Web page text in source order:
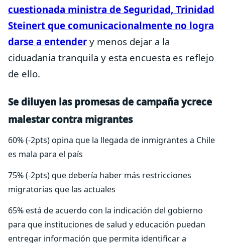
cuestionada ministra de Seguridad, Trinidad
Steinert que comunicacionalmente no logra
darse a entender y menos dejar a la
ciduadania tranquila y esta encuesta es reflejo
de ello.
Se diluyen las promesas de campaña ycrece
malestar contra migrantes
60% (-2pts) opina que la llegada de inmigrantes a Chile
es mala para el país
75% (-2pts) que debería haber más restricciones
migratorias que las actuales
65% está de acuerdo con la indicación del gobierno
para que instituciones de salud y educación puedan
entregar información que permita identificar a